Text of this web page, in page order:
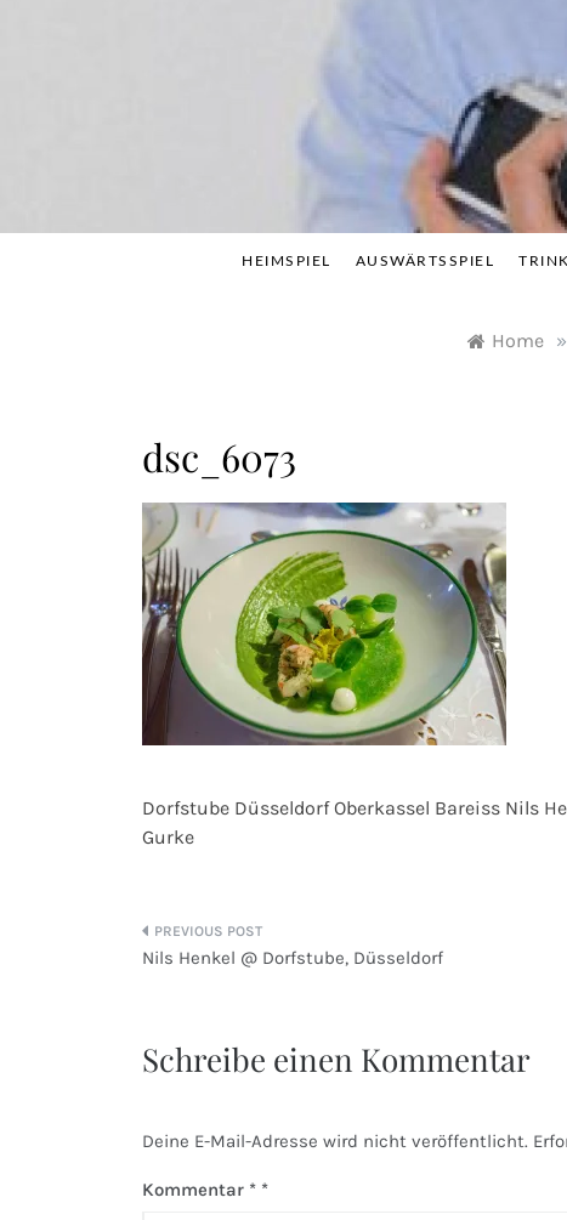
HEIMSPIEL AUSWÄRTSSPIEL
Home »
dsc_6073
Dorfstube Düsseldorf Oberkassel Bareiss Nils
Gurke
Beitragsnavigation
Nils Henkel @ Dorfstube, Düsseldorf
Schreibe einen Kommentar
Deine E-Mail-Adresse wird nicht veröffentlicht.
Kommentar *